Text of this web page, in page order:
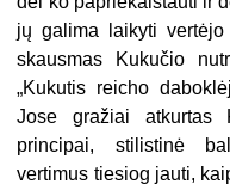
jų galima laikyti vertėjo
skausmas Kukučio
„Kukutis reicho
Jose gražiai atkurtas
principai, stilistinė
vertimus tiesiog jauti,